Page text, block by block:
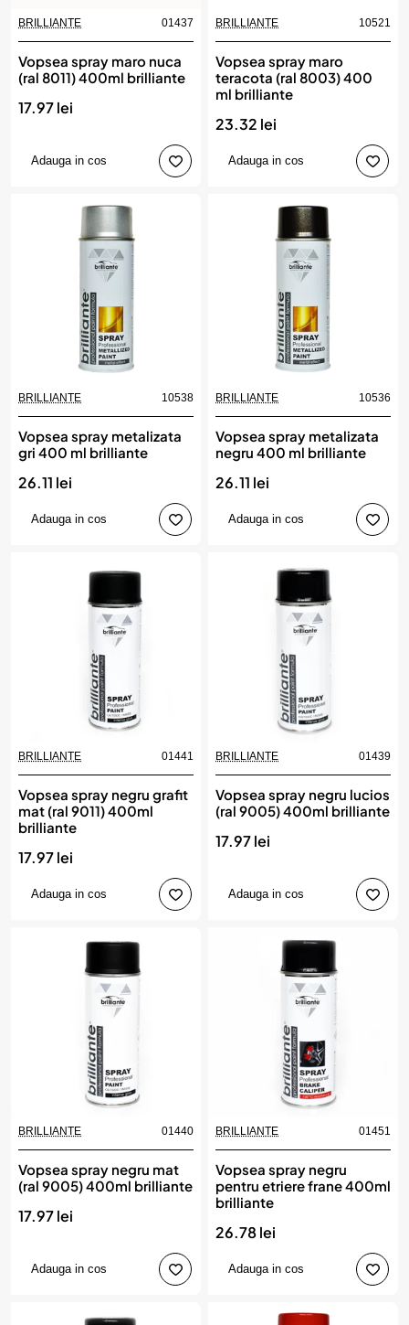
BRILLIANTE 01437
Vopsea spray maro nuca
(ral 8011) 400ml brilliante
17.97 lei
Adauga in cos
Produs de top
BRILLIANTE 10521
Vopsea spray maro
teracota (ral 8003) 400
ml brilliante
23.32 lei
Adauga in cos
BRILLIANTE 10538
Vopsea spray metalizata
gri 400 ml brilliante
26.11 lei
Adauga in cos
BRILLIANTE 10536
Vopsea spray metalizata
negru 400 ml brilliante
26.11 lei
Adauga in cos
BRILLIANTE 01441
Vopsea spray negru grafit
mat (ral 9011) 400ml
brilliante
17.97 lei
Adauga in cos
Produs de top
BRILLIANTE 01439
Vopsea spray negru lucios
(ral 9005) 400ml brilliante
17.97 lei
Adauga in cos
Produs de top
BRILLIANTE 01440
Vopsea spray negru mat
(ral 9005) 400ml brilliante
17.97 lei
Adauga in cos
BRILLIANTE 01451
Vopsea spray negru
pentru etriere frane 400ml
brilliante
26.78 lei
Adauga in cos